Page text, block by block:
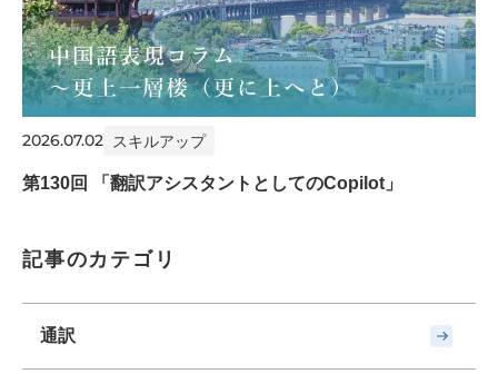
2026.07.02 スキルアップ
第130回 「翻訳アシスタントとしてのCopilot」
記事のカテゴリ
通訳